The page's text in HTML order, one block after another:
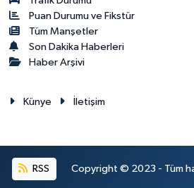
Puan Durumu ve Fikstür
Tüm Manşetler
Son Dakika Haberleri
Haber Arşivi
Künye İletişim
RSS Copyright © 2023 - Tüm